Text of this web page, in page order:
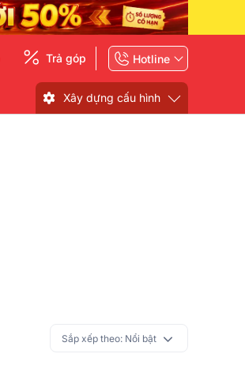
Trả góp Hotline
Xây dựng cấu hình
Sắp xếp theo: Nổi bật